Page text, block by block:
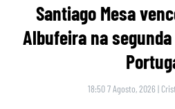
Santiago Mesa
Albufeira na
18:50 7 Agosto, 2026 |